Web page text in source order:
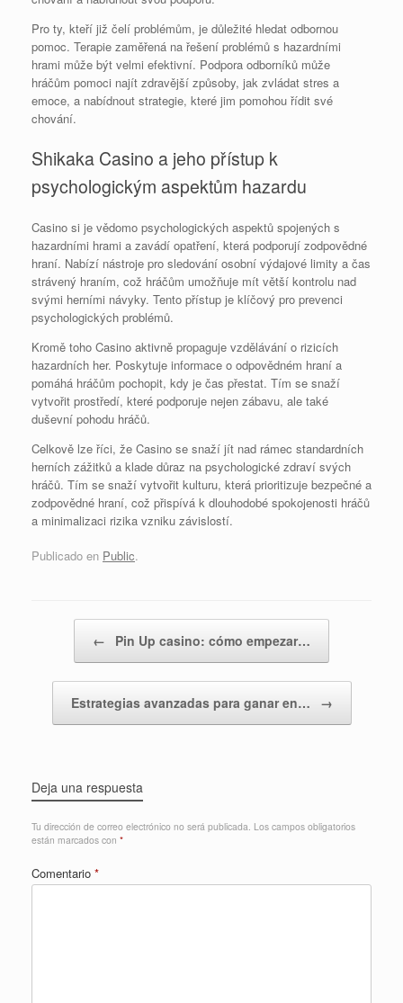
Pro ty, kteří již čelí problémům, je důležité hledat odbornou
pomoc. Terapie zaměřená na řešení problémů s hazardními
hrami může být velmi efektivní. Podpora odborníků může
hráčům pomoci najít zdravější způsoby, jak zvládat stres a
emoce, a nabídnout strategie, které jim pomohou řídit své
chování.
Shikaka Casino a jeho přístup k
psychologickým aspektům hazardu
Casino si je vědomo psychologických aspektů spojených s
hazardními hrami a zavádí opatření, která podporují zodpovědné
hraní. Nabízí nástroje pro sledování osobní výdajové limity a čas
strávený hraním, což hráčům umožňuje mít větší kontrolu nad
svými herními návyky. Tento přístup je klíčový pro prevenci
psychologických problémů.
Kromě toho Casino aktivně propaguje vzdělávání o rizicích
hazardních her. Poskytuje informace o odpovědném hraní a
pomáhá hráčům pochopit, kdy je čas přestat. Tím se snaží
vytvořit prostředí, které podporuje nejen zábavu, ale také
duševní pohodu hráčů.
Celkově lze říci, že Casino se snaží jít nad rámec standardních
herních zážitků a klade důraz na psychologické zdraví svých
hráčů. Tím se snaží vytvořit kulturu, která prioritizuje bezpečné a
zodpovědné hraní, což přispívá k dlouhodobé spokojenosti hráčů
a minimalizaci rizika vzniku závislostí.
Publicado en Public.
← Pin Up casino: cómo empezar…
Estrategias avanzadas para ganar en… →
Deja una respuesta
Tu dirección de correo electrónico no será publicada. Los campos obligatorios
están marcados con *
Comentario *